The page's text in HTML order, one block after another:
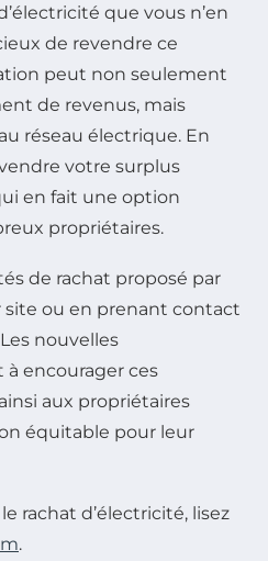
que vous n’en
de revendre ce
peut non seulement
de revenus, mais
réseau électrique. En
votre surplus
en fait une option
propriétaires.
de rachat proposé par
site ou en prenant contact
nouvelles
encourager ces
aux propriétaires
équitable pour leur
rachat d’électricité, lisez
.